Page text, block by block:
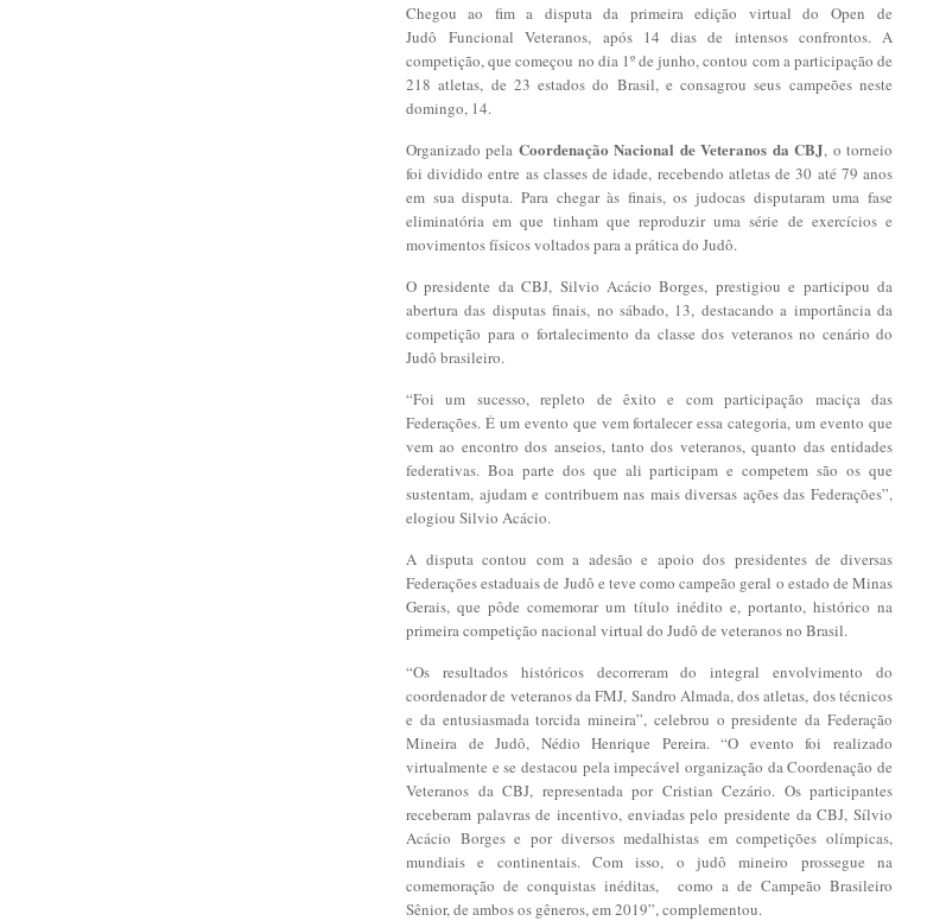
Chegou ao fim a disputa da primeira edição virtual do Open de
Judô Funcional Veteranos, após 14 dias de intensos confrontos. A
competição, que começou no dia 1º de junho, contou com a participação de
218 atletas, de 23 estados do Brasil, e consagrou seus campeões neste
domingo, 14.
Organizado pela Coordenação Nacional de Veteranos da CBJ, o torneio
foi dividido entre as classes de idade, recebendo atletas de 30 até 79 anos
em sua disputa. Para chegar às finais, os judocas disputaram uma fase
eliminatória em que tinham que reproduzir uma série de exercícios e
movimentos físicos voltados para a prática do Judô.
O presidente da CBJ, Silvio Acácio Borges, prestigiou e participou da
abertura das disputas finais, no sábado, 13, destacando a importância da
competição para o fortalecimento da classe dos veteranos no cenário do
Judô brasileiro.
“Foi um sucesso, repleto de êxito e com participação maciça das
Federações. É um evento que vem fortalecer essa categoria, um evento que
vem ao encontro dos anseios, tanto dos veteranos, quanto das entidades
federativas. Boa parte dos que ali participam e competem são os que
sustentam, ajudam e contribuem nas mais diversas ações das Federações”,
elogiou Silvio Acácio.
A disputa contou com a adesão e apoio dos presidentes de diversas
Federações estaduais de Judô e teve como campeão geral o estado de Minas
Gerais, que pôde comemorar um título inédito e, portanto, histórico na
primeira competição nacional virtual do Judô de veteranos no Brasil.
“Os resultados históricos decorreram do integral envolvimento do
coordenador de veteranos da FMJ, Sandro Almada, dos atletas, dos técnicos
e da entusiasmada torcida mineira”, celebrou o presidente da Federação
Mineira de Judô, Nédio Henrique Pereira. “O evento foi realizado
virtualmente e se destacou pela impecável organização da Coordenação de
Veteranos da CBJ, representada por Cristian Cezário. Os participantes
receberam palavras de incentivo, enviadas pelo presidente da CBJ, Sílvio
Acácio Borges e por diversos medalhistas em competições olímpicas,
mundiais e continentais. Com isso, o judô mineiro prossegue na
comemoração de conquistas inéditas, como a de Campeão Brasileiro
Sênior, de ambos os gêneros, em 2019”, complementou.